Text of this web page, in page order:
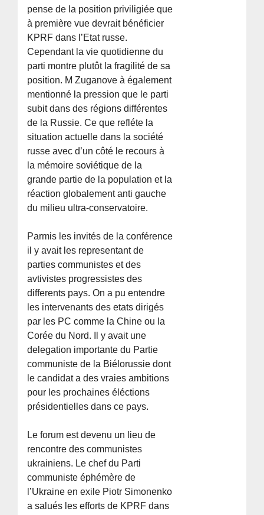
pense de la position priviligiée que
à première vue devrait bénéficier
KPRF dans l’Etat russe.
Cependant la vie quotidienne du
parti montre plutôt la fragilité de sa
position. M Zuganove à également
mentionné la pression que le parti
subit dans des régions différentes
de la Russie. Ce que refléte la
situation actuelle dans la société
russe avec d’un côté le recours à
la mémoire soviétique de la
grande partie de la population et la
réaction globalement anti gauche
du milieu ultra-conservatoire.
Parmis les invités de la conférence
il y avait les representant de
parties communistes et des
avtivistes progressistes des
differents pays. On a pu entendre
les intervenants des etats dirigés
par les PC comme la Chine ou la
Corée du Nord. Il y avait une
delegation importante du Partie
communiste de la Biélorussie dont
le candidat a des vraies ambitions
pour les prochaines éléctions
présidentielles dans ce pays.
Le forum est devenu un lieu de
rencontre des communistes
ukrainiens. Le chef du Parti
communiste éphémère de
l’Ukraine en exile Piotr Simonenko
a salués les efforts de KPRF dans